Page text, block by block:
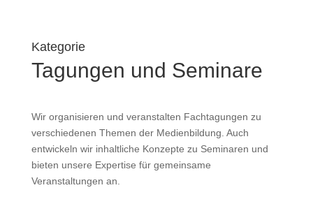
Kategorie
Tagungen und Seminare
Wir organisieren und veranstalten Fachtagungen zu
verschiedenen Themen der Medienbildung. Auch
entwickeln wir inhaltliche Konzepte zu Seminaren und
bieten unsere Expertise für gemeinsame
Veranstaltungen an.